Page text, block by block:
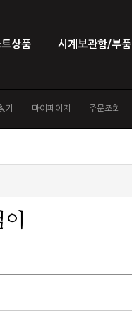
상품 시계보관함/부품
기 마이페이지 주문조회